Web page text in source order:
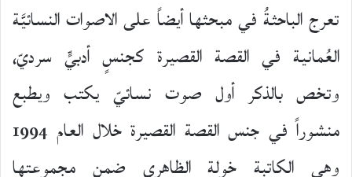
تعرج الباحثةُ في مبحثها أيضاً على الاصوات النسائيَّة
العُمانية في القصة القصيرة كجنسٍ أدبيٍّ سرديّ،
وتخص بالذكر أول صوت نسائيّ يكتب ويطبع
منشوراً في جنس القصة القصيرة خلال العام 1994
وهي الكاتبة خولة الظاهري ضمن مجموعتها